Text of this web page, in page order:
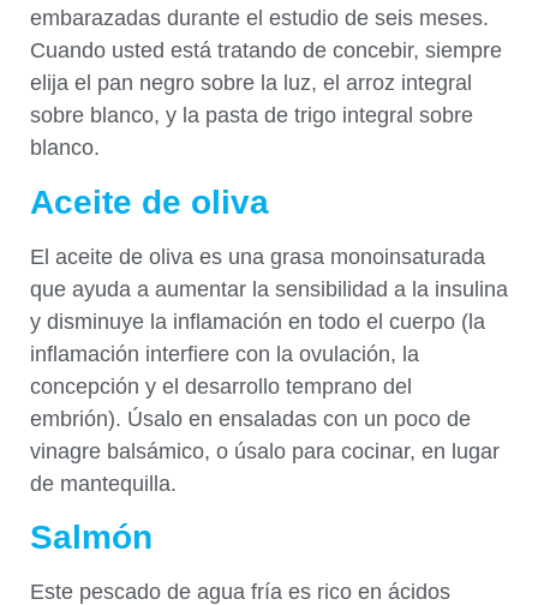
embarazadas durante el estudio de seis meses.
Cuando usted está tratando de concebir, siempre
elija el pan negro sobre la luz, el arroz integral
sobre blanco, y la pasta de trigo integral sobre
blanco.
Aceite de oliva
El aceite de oliva es una grasa monoinsaturada
que ayuda a aumentar la sensibilidad a la insulina
y disminuye la inflamación en todo el cuerpo (la
inflamación interfiere con la ovulación, la
concepción y el desarrollo temprano del
embrión). Úsalo en ensaladas con un poco de
vinagre balsámico, o úsalo para cocinar, en lugar
de mantequilla.
Salmón
Este pescado de agua fría es rico en ácidos